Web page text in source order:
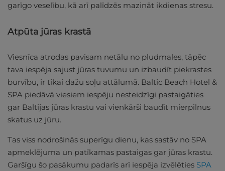
garīgo veselību, kā arī palīdzēs mazināt ikdienas stresu.
Atpūta jūras krastā
Viesnīca atrodas pavisam netālu no pludmales, tāpēc
tava iespēja sajust jūras tuvumu un izbaudīt piekrastes
burvību, ir tikai dažu soļu attālumā. Baltic Beach Hotel &
SPA piedāvā viesiem iespēju nesteidzīgi pastaigāties
gar Baltijas jūras krastu vai vienkārši baudīt mierpilnus
skatus uz jūru.
Tas viss nodrošinās superīgu dienu, kas sastāv no SPA
apmeklējuma un patīkamas pastaigas gar jūras krastu.
Garšīgu šo pasākumu padarīs arī iespēja izvēlēties SPA